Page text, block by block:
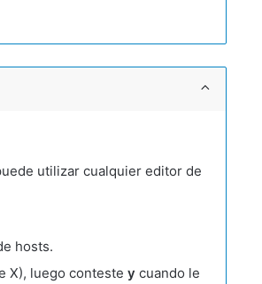
utilizar cualquier editor de
hosts.
X), luego conteste y cuando le